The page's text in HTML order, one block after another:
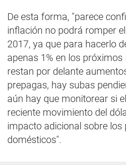
De esta forma, "parece
inflación no podrá romper
2017, ya que para hacerlo
apenas 1% en los
restan por delante
prepagas, hay subas
aún hay que monitorear si el
reciente movimiento del
impacto adicional sobre los
domésticos".